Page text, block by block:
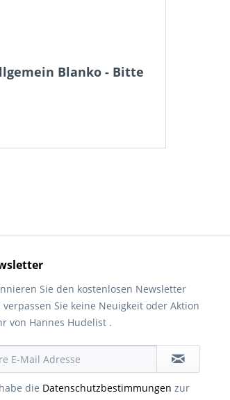
Blanko - Bitte
Sie den kostenlosen Newsletter
verpassen Sie keine Neuigkeit oder Aktion
von Hannes Hudelist .
die Datenschutzbestimmungen zur